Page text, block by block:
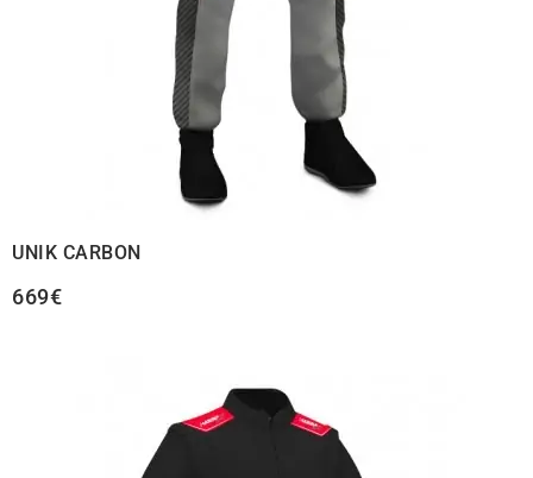
UNIK CARBON
669€